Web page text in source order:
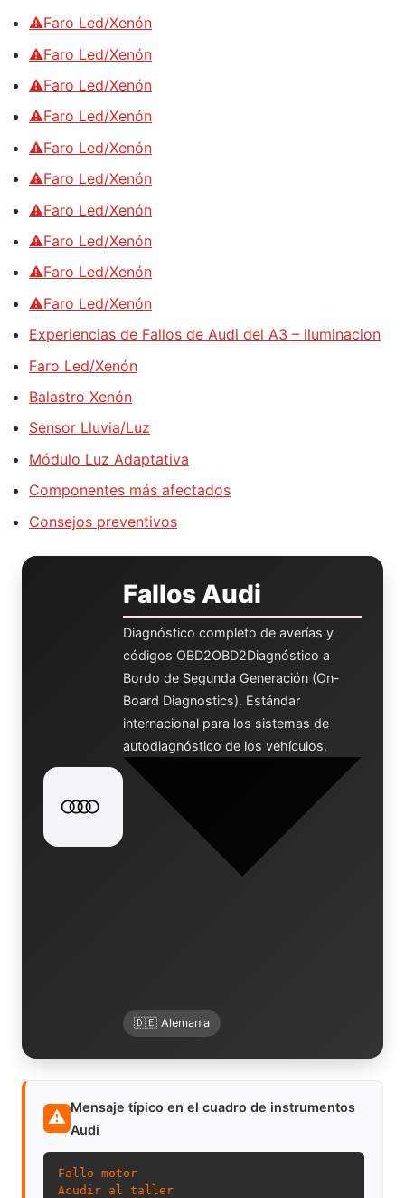
⚠️Faro Led/Xenón
⚠️Faro Led/Xenón
⚠️Faro Led/Xenón
⚠️Faro Led/Xenón
⚠️Faro Led/Xenón
⚠️Faro Led/Xenón
⚠️Faro Led/Xenón
⚠️Faro Led/Xenón
⚠️Faro Led/Xenón
⚠️Faro Led/Xenón
Experiencias de Fallos de Audi del A3 – iluminacion
Faro Led/Xenón
Balastro Xenón
Sensor Lluvia/Luz
Módulo Luz Adaptativa
Componentes más afectados
Consejos preventivos
Fallos Audi
Diagnóstico completo de averías y
códigos OBD2OBD2Diagnóstico a
Bordo de Segunda Generación (On-
Board Diagnostics). Estándar
internacional para los sistemas de
autodiagnóstico de los vehículos.
🇩🇪 Alemania
⚠ Mensaje típico en el cuadro de instrumentos
Audi
Fallo motor
Acudir al taller